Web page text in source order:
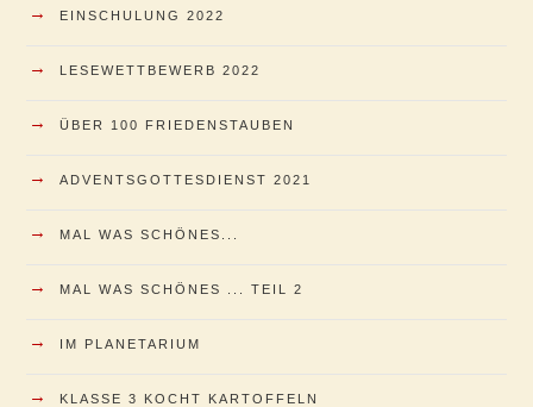
→ EINSCHULUNG 2022
→ LESEWETTBEWERB 2022
→ ÜBER 100 FRIEDENSTAUBEN
→ ADVENTSGOTTESDIENST 2021
→ MAL WAS SCHÖNES...
→ MAL WAS SCHÖNES ... TEIL 2
→ IM PLANETARIUM
→ KLASSE 3 KOCHT KARTOFFELN